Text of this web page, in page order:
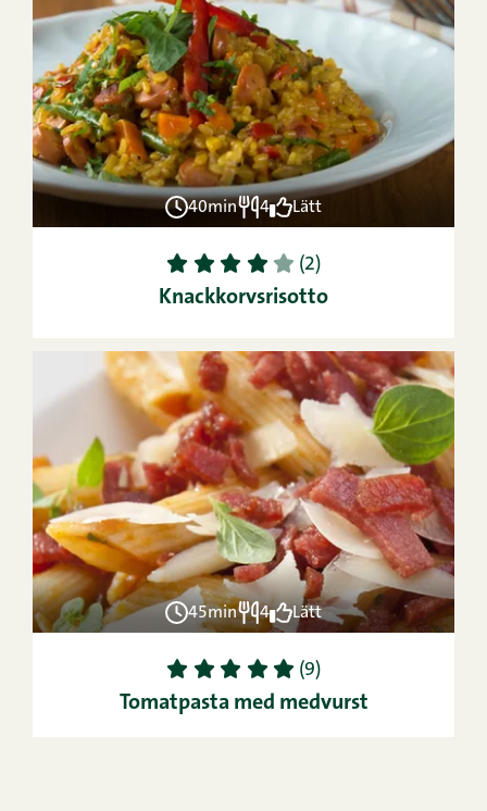
40min 4 Lätt
1 2 3 4 5 (2)
Knackkorvsrisotto
45min 4 Lätt
1 2 3 4 5 (9)
Tomatpasta med medvurst